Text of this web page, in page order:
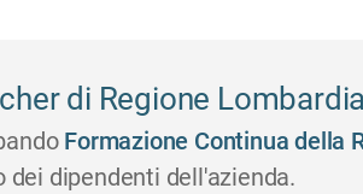
di Regione
Formazione Continua della
dei dipendenti dell'azienda.